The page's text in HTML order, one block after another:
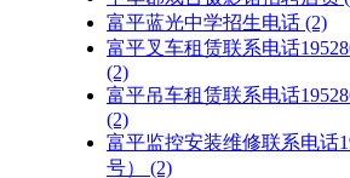
富平蓝光中学招生电话 (2)
富平叉车租赁联系电话
(2)
富平吊车租赁联系电话
(2)
富平监控安装维修联系电话
号）
(2)